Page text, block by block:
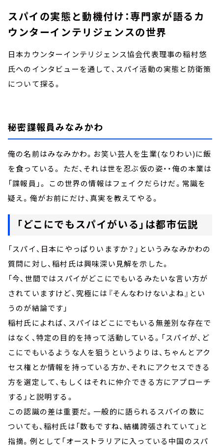
スパイの実態と動機付け：専門家が語るカ
ウンターインテリジェンスの世界
日本カウンターインテリジェンス協会代表理事の稲村悠
氏へのインタビューを通して、スパイ活動の実態と防衛策
について探る。
秘密諜報員みなみかわ
俺の名前はみなみかわ。お笑い芸人を生業(なりわい)に飯
を食っている。 ただ、それは世を忍ぶ仮の姿・・俺の本業は
「諜報員」。 この世界の情報はフェイクだらけだ。常識を
疑え。俺がお前にだけ、真実を教えてやる。
「どこにでもスパイがいる」は都市伝説
「スパイ、日本にやっぱりいますか？」というみなみかわの
質問に対し、稲村氏は興味深い見解を示した。
「今、世間ではスパイがどこにでもいるみたいな言い方が
されていますけど、究極には『そんなわけないよね』とい
うのが結論です」
稲村氏によれば、スパイはどこにでもいる無差別な存在で
はなく、特定の目的を持って活動している。「スパイが、ど
こにでもいるような人を狙うというよりは、ちゃんとアク
セス権とか情報を持っている方か、それにアクセスできる
方を選定して、もしくはそれに仲介できる方にアプローチ
する」と説明する。
この認識の差は重要だ。一般的に語られるスパイの数に
ついても、稲村氏は「数もですね、結構誇張されていて」と
指摘。例として「オーストラリアに入っている中国のスパ